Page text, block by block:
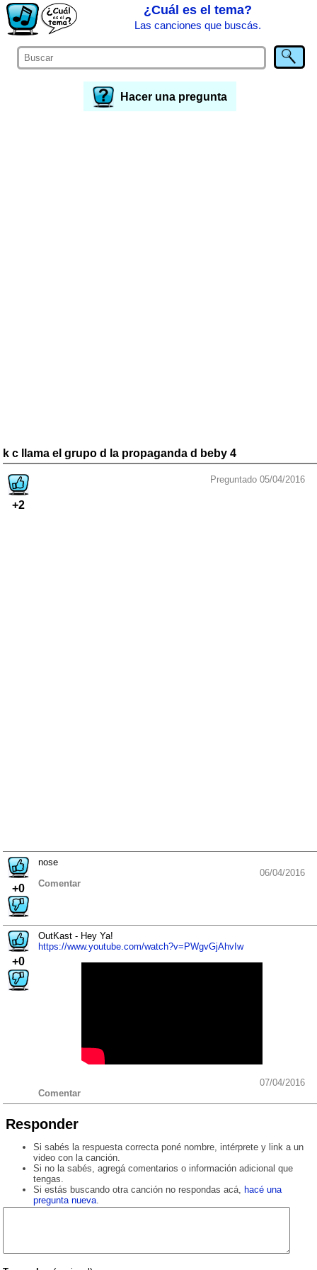
¿Cuál es el tema?
Las canciones que buscás.
Hacer una pregunta
k c llama el grupo d la propaganda d beby 4
+2
Preguntado 05/04/2016
+0
nose
06/04/2016
Comentar
+0
OutKast - Hey Ya!
https://www.youtube.com/watch?v=PWgvGjAhvIw
07/04/2016
Comentar
Responder
Si sabés la respuesta correcta poné nombre, intérprete y link a un
video con la canción.
Si no la sabés, agregá comentarios o información adicional que
tengas.
Si estás buscando otra canción no respondas acá,
hacé una
pregunta nueva.